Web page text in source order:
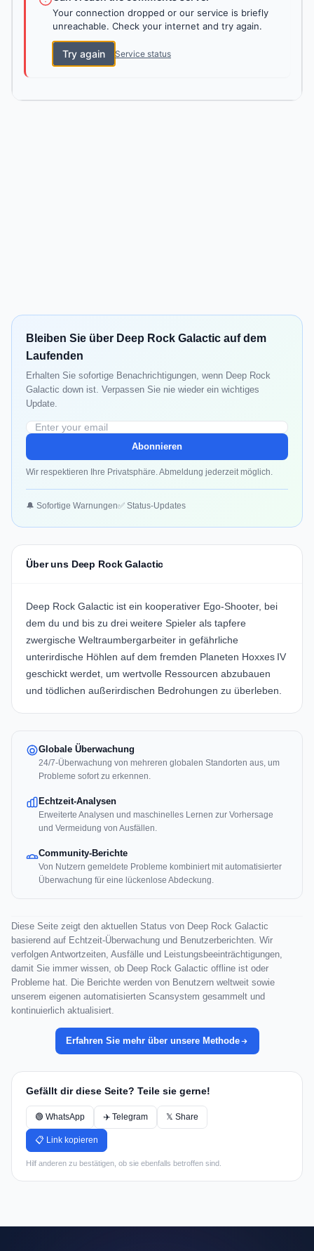
Your connection dropped or our service is briefly
unreachable. Check your internet and try again.
Try again Service status
Bleiben Sie über Deep Rock Galactic auf dem
Laufenden
Erhalten Sie sofortige Benachrichtigungen, wenn Deep Rock
Galactic down ist. Verpassen Sie nie wieder ein wichtiges
Update.
Abonnieren
Wir respektieren Ihre Privatsphäre. Abmeldung jederzeit möglich.
🔔 Sofortige Warnungen✅ Status-Updates
Über uns Deep Rock Galactic
Deep Rock Galactic ist ein kooperativer Ego-Shooter, bei
dem du und bis zu drei weitere Spieler als tapfere
zwergische Weltraumbergarbeiter in gefährliche
unterirdische Höhlen auf dem fremden Planeten Hoxxes IV
geschickt werdet, um wertvolle Ressourcen abzubauen
und tödlichen außerirdischen Bedrohungen zu überleben.
Globale Überwachung
24/7-Überwachung von mehreren globalen Standorten aus, um
Probleme sofort zu erkennen.
Echtzeit-Analysen
Erweiterte Analysen und maschinelles Lernen zur Vorhersage
und Vermeidung von Ausfällen.
Community-Berichte
Von Nutzern gemeldete Probleme kombiniert mit automatisierter
Überwachung für eine lückenlose Abdeckung.
Diese Seite zeigt den aktuellen Status von Deep Rock Galactic
basierend auf Echtzeit-Überwachung und Benutzerberichten. Wir
verfolgen Antwortzeiten, Ausfälle und Leistungsbeeinträchtigungen,
damit Sie immer wissen, ob Deep Rock Galactic offline ist oder
Probleme hat. Die Berichte werden von Benutzern weltweit sowie
unserem eigenen automatisierten Scansystem gesammelt und
kontinuierlich aktualisiert.
Erfahren Sie mehr über unsere Methode
Gefällt dir diese Seite? Teile sie gerne!
🟢 WhatsApp ✈️ Telegram 𝕏 Share
📋 Link kopieren
Hilf anderen zu bestätigen, ob sie ebenfalls betroffen sind.